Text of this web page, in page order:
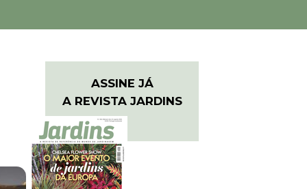
ASSINE JÁ
A REVISTA JARDINS